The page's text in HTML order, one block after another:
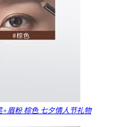
眉粉 棕色 七夕情人节礼物